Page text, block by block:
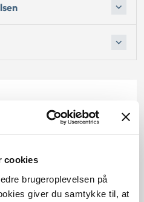
cookies
brugeroplevelsen på
giver du samtykke til, at